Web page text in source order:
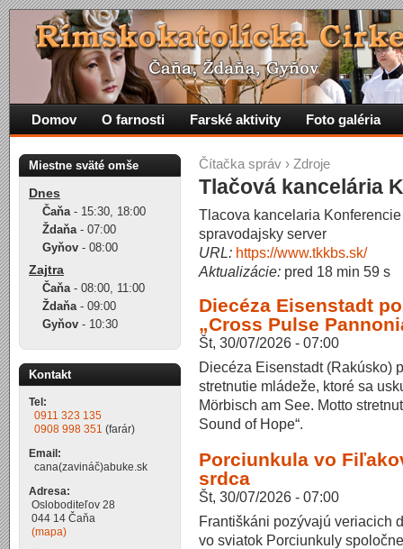
Čítačka správ › Zdroje
Tlačová kancelária
Tlacova kancelaria
spravodajsky server
URL: https://www.tkkbs.sk/
Aktualizácie: pred 18 min 59 s
Diecéza Eisenstadt
„Cross Pulse
Št, 30/07/2026 - 07:00
Diecéza Eisenstadt (Rakúsko)
stretnutie mládeže, ktoré sa
Mörbisch am See. Motto
Sound of Hope“.
Porciunkula vo
srdca
Št, 30/07/2026 - 07:00
Františkáni pozývajú veriacich
vo sviatok Porciunkuly
Domov O farnosti Farské aktivity Foto galéria
Miestne sväté omše
Dnes
Čaňa- 15:30, 18:00
Ždaňa- 07:00
Gyňov - 08:00
Zajtra
Čaňa- 08:00, 11:00
Ždaňa- 09:00
Gyňov - 10:30
Kontakt
Tel:
0911 323 135
0908 998 351 (farár)
Email:
cana(zavináč)abuke.sk
Adresa:
Osloboditeľov 28
044 14 Čaňa
(mapa)